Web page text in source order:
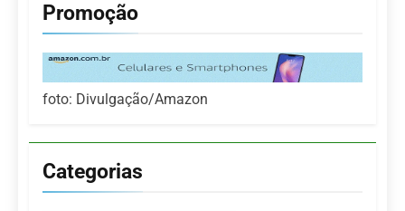
Promoção
foto: Divulgação/Amazon
Categorias